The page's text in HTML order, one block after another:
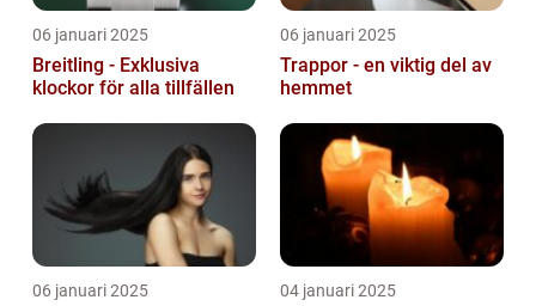
06 januari 2025
Breitling - Exklusiva
klockor för alla tillfällen
06 januari 2025
Trappor - en viktig del av
hemmet
06 januari 2025 04 januari 2025